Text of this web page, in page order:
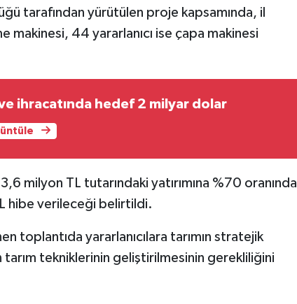
tarafından yürütülen proje kapsamında, il
makinesi, 44 yararlanıcı ise çapa makinesi
ihracatında hedef 2 milyar dolar
3,6 milyon TL tutarındaki yatırımına %70 oranında
hibe verileceği belirtildi.
toplantıda yararlanıcılara tarımın stratejik
tekniklerinin geliştirilmesinin gerekliliğini